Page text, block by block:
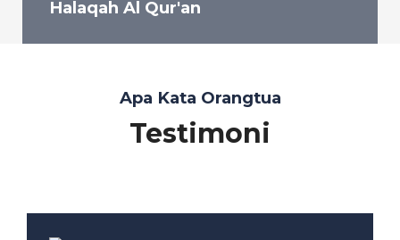
Halaqah Al Qur'an
Apa Kata Orangtua
Testimoni